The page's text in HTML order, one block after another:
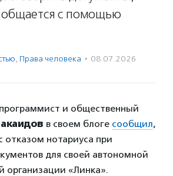
общается с помощью
, Права человека · 08.07.2026
и общественный
в своем блоге сообщил,
отказом нотариуса при
для своей автономной
организации «Линка».